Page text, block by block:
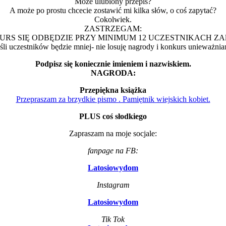
A może po prostu chcecie zostawić mi kilka słów, o coś zapytać?
Cokolwiek.
ZASTRZEGAM:
SIĘ ODBĘDZIE PRZY MINIMUM 12 UCZESTNIKACH
uczestników będzie mniej- nie losuję nagrody i konkurs
Podpisz się koniecznie imieniem i nazwiskiem.
NAGRODA:
Przepiękna książka
Przepraszam za brzydkie pismo . Pamiętnik wiejskich kobiet.
PLUS coś słodkiego
Zapraszam na moje socjale:
fanpage na FB:
Latosiowydom
Instagram
Latosiowydom
Tik Tok